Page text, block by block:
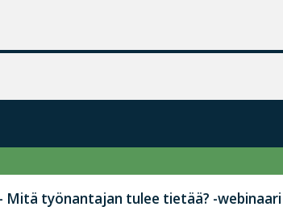
Mitä työnantajan tulee tietää? -webinaari